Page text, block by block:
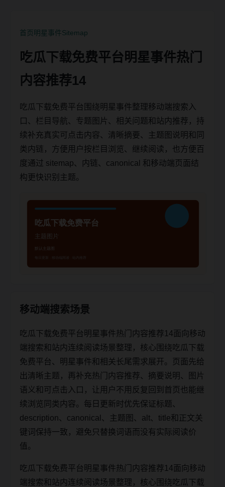
首页明星事件Sitemap
吃瓜下载免费平台明星事件热门
内容推荐14
吃瓜下载免费平台围绕明星事件整理移动端搜索入
口、栏目导航、专题图片、相关问题和站内推荐，持
续补充真实可点击内容、清晰摘要、主题图说明和同
类内链，方便用户按栏目浏览、继续阅读，也方便百
度通过 sitemap、内链、canonical 和移动端页面结
构更快识别主题。
移动端搜索场景
吃瓜下载免费平台明星事件热门内容推荐14面向移动
端搜索和站内连续阅读场景整理，核心围绕吃瓜下载
免费平台、明星事件和相关长尾需求展开。页面先给
出清晰主题，再补充热门内容推荐、摘要说明、图片
语义和可点击入口，让用户不用反复回到首页也能继
续浏览同类内容。每日更新时优先保证标题、
description、canonical、主题图、alt、title和正文关
键词保持一致，避免只替换词语而没有实际阅读价
值。
吃瓜下载免费平台明星事件热门内容推荐14面向移动
端搜索和站内连续阅读场景整理，核心围绕吃瓜下载